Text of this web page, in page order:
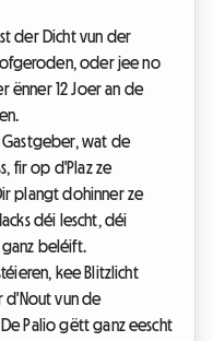
der Dicht vun der
ofgeroden, oder jee no
ënner 12 Joer an de
Gastgeber, wat de
fir op d'Plaz ze
plangt dohinner ze
déi lescht, déi
beléift.
kee Blitzlicht
d'Nout vun de
Palio gëtt ganz eescht